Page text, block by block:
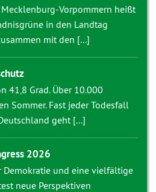
Vorpommern heißt
in den Landtag
mit den [...]
41,8 Grad. Über 10.000
Sommer. Fast jeder Todesfall
geht [...]
2026
Demokratie und eine vielfältige
neue Perspektiven